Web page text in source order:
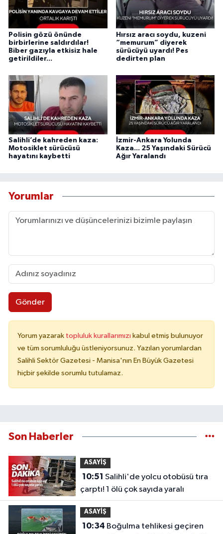
Polisin gözü önünde
birbirlerine saldırdılar!
Biber gazıyla etkisiz hale
getirildiler...
Hırsız aracı soydu, kuzeni
“memurum” diyerek
sürücüyü uyardı! Pes
dedirten plan
Salihli’de kahreden kaza:
Motosiklet sürücüsü
hayatını kaybetti
İzmir-Ankara Yolunda
Kaza... 25 Yaşındaki Sürücü
Ağır Yaralandı
Yorumlar
Gönder
Yorum yazarak topluluk kurallarımızı kabul etmiş bulunuyor
ve tüm sorumluluğu üstleniyorsunuz. Yazılan yorumlardan
Salihli Sektör Gazetesi - Manisa'nın En Büyük Gazetesi
hiçbir şekilde sorumlu tutulamaz.
Son Haberler
ASAYİŞ
10:51
çarptı! 1 ölü çok sayıda yaralı
ASAYİŞ
10:34